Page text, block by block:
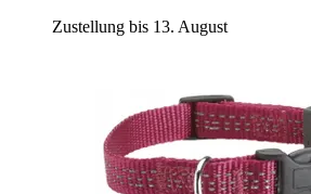
Zustellung bis 13. August